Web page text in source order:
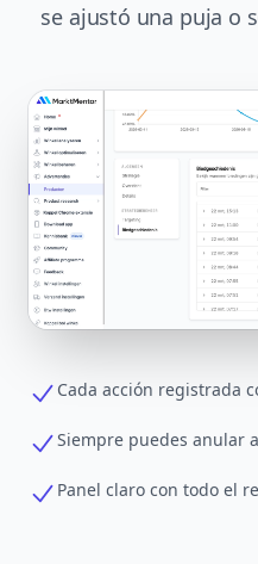
se ajustó una puja o
Cada acción registrada
Siempre puedes anular
Panel claro con todo el